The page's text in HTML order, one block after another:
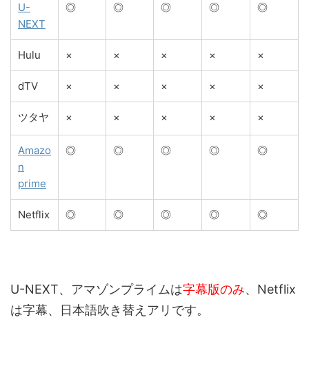
U-
NEXT
◎ ◎ ◎ ◎ ◎
Hulu × × × × ×
dTV × × × × ×
ツタヤ × × × × ×
Amazo
n
prime
◎ ◎ ◎ ◎ ◎
Netflix ◎ ◎ ◎ ◎ ◎
U-NEXT、アマゾンプライムは字幕版のみ、Netflix
は字幕、日本語吹き替えアリです。